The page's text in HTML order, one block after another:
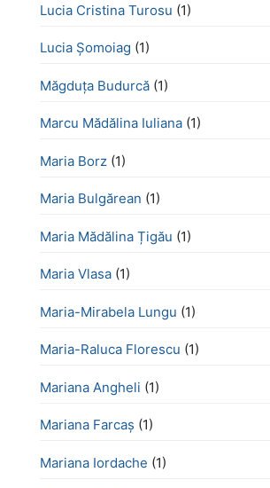
Lucia Cristina Turosu (1)
Lucia Șomoiag (1)
Măgduța Budurcă (1)
Marcu Mădălina Iuliana (1)
Maria Borz (1)
Maria Bulgărean (1)
Maria Mădălina Țigău (1)
Maria Vlasa (1)
Maria-Mirabela Lungu (1)
Maria-Raluca Florescu (1)
Mariana Angheli (1)
Mariana Farcaș (1)
Mariana Iordache (1)